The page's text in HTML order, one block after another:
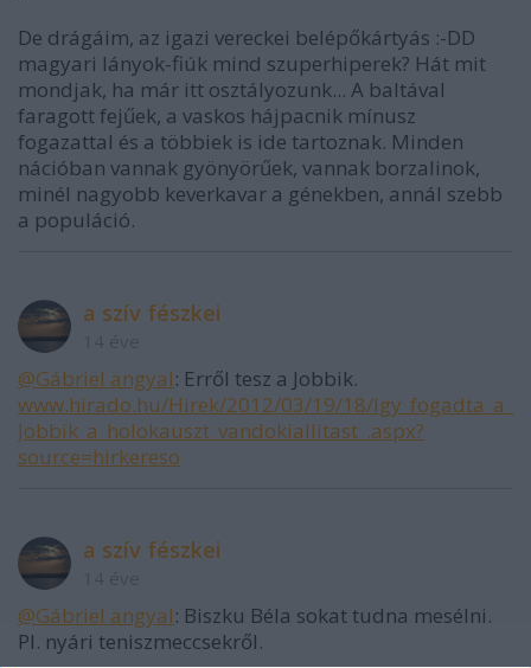
De drágáim, az igazi vereckei belépőkártyás :-DD
magyari lányok-fiúk mind szuperhiperek? Hát mit
mondjak, ha már itt osztályozunk... A baltával
faragott fejűek, a vaskos hájpacnik mínusz
fogazattal és a többiek is ide tartoznak. Minden
nációban vannak gyönyörűek, vannak borzalinok,
minél nagyobb keverkavar a génekben, annál szebb
a populáció.
a szív fészkei
@Gábriel angyal: Erről tesz a Jobbik.
www.hirado.hu/Hirek/2012/03/19/18/Igy_fogadta_a_
Jobbik_a_holokauszt_vandokiallitast_.aspx?
source=hirkereso
a szív fészkei
@Gábriel angyal: Biszku Béla sokat tudna mesélni.
Pl. nyári teniszmeccsekről.